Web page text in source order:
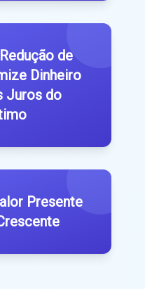
de
Dinheiro
Juros do
Presente